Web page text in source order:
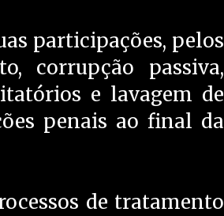
participações, pelos
corrupção passiva,
e lavagem de
penais ao final da
de tratamento